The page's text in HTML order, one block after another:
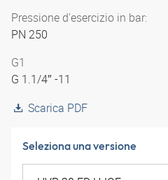
Pressione d'esercizio in bar:
PN 250
G1
G 1.1/4″ -11
Scarica PDF
Seleziona una versione